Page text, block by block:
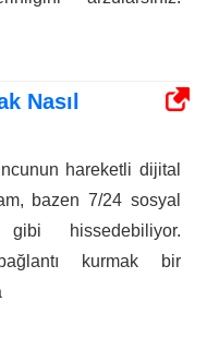
Nasıl
hareketli dijital
bazen 7/24 sosyal
hissedebiliyor.
kurmak bir